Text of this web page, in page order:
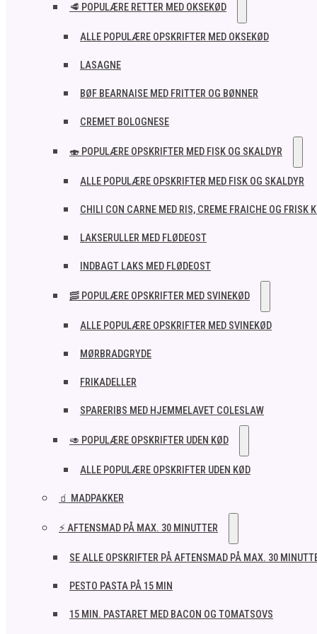
🥩 POPULÆRE RETTER MED OKSEKØD
ALLE POPULÆRE OPSKRIFTER MED OKSEKØD
LASAGNE
BØF BEARNAISE MED FRITTER OG BØNNER
CREMET BOLOGNESE
🍣 POPULÆRE OPSKRIFTER MED FISK OG SKALDYR
ALLE POPULÆRE OPSKRIFTER MED FISK OG SKALDYR
CHILI CON CARNE MED RIS, CREME FRAICHE OG FRISK
LAKSERULLER MED FLØDEOST
INDBAGT LAKS MED FLØDEOST
🥓 POPULÆRE OPSKRIFTER MED SVINEKØD
ALLE POPULÆRE OPSKRIFTER MED SVINEKØD
MØRBRADGRYDE
FRIKADELLER
SPARERIBS MED HJEMMELAVET COLESLAW
🥑 POPULÆRE OPSKRIFTER UDEN KØD
ALLE POPULÆRE OPSKRIFTER UDEN KØD
🧃 MADPAKKER
⚡ AFTENSMAD PÅ MAX. 30 MINUTTER
SE ALLE OPSKRIFTER PÅ AFTENSMAD PÅ MAX. 30
PESTO PASTA PÅ 15 MIN
15 MIN. PASTARET MED BACON OG TOMATSOVS